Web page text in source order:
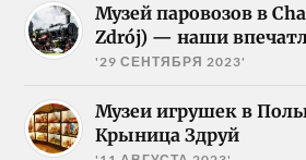
Музей паровозов в
Zdrój) — наши
'29 СЕНТЯБРЯ 2023'
Музеи игрушек в
Крыница Здруй